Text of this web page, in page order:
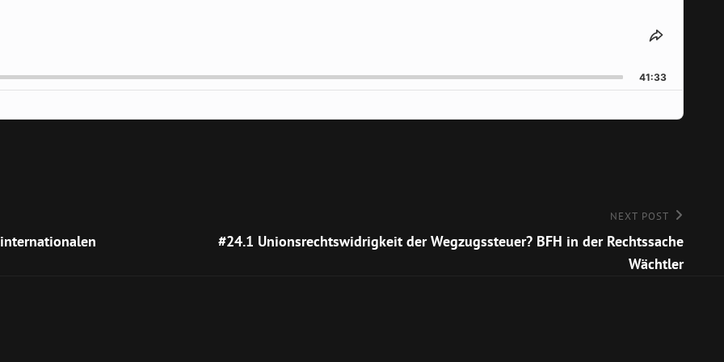
SHARE
41:33
Post
NEXT POST
#24.1 Unionsrechtswidrigkeit der Wegzugssteuer? BFH in der Rechtssache
Wächtler